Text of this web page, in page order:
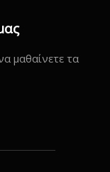
μαθαίνετε τα